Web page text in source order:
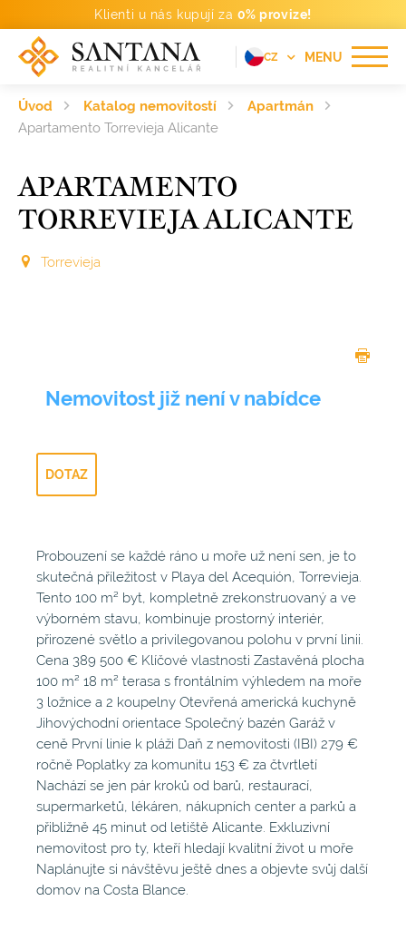
Klienti u nás kupují za 0% provize!
MENU
CZ
RU
Úvod Katalog nemovitostí
Apartmán
Apartamento Torrevieja Alicante
APARTAMENTO
TORREVIEJA ALICANTE
Torrevieja
Nemovitost již není v nabídce
DOTAZ
Probouzení se každé ráno u moře už není sen, je to
skutečná příležitost v Playa del Acequión, Torrevieja.
Tento 100 m² byt, kompletně zrekonstruovaný a ve
výborném stavu, kombinuje prostorný interiér,
přirozené světlo a privilegovanou polohu v první linii.
Cena 389 500 € Klíčové vlastnosti Zastavěná plocha
100 m² 18 m² terasa s frontálním výhledem na moře
3 ložnice a 2 koupelny Otevřená americká kuchyně
Jihovýchodní orientace Společný bazén Garáž v
ceně První linie k pláži Daň z nemovitosti (IBI) 279 €
ročně Poplatky za komunitu 153 € za čtvrtletí
Nachází se jen pár kroků od barů, restaurací,
supermarketů, lékáren, nákupních center a parků a
přibližně 45 minut od letiště Alicante. Exkluzivní
nemovitost pro ty, kteří hledají kvalitní život u moře
Naplánujte si návštěvu ještě dnes a objevte svůj další
domov na Costa Blance.